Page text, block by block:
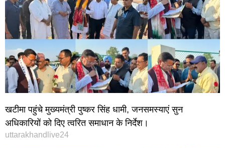
खटीमा पहुंचे मुख्यमंत्री पुष्कर सिंह धामी, जनसमस्याएं सुन
अधिकारियों को दिए त्वरित समाधान के निर्देश।
uttarakhandlive24